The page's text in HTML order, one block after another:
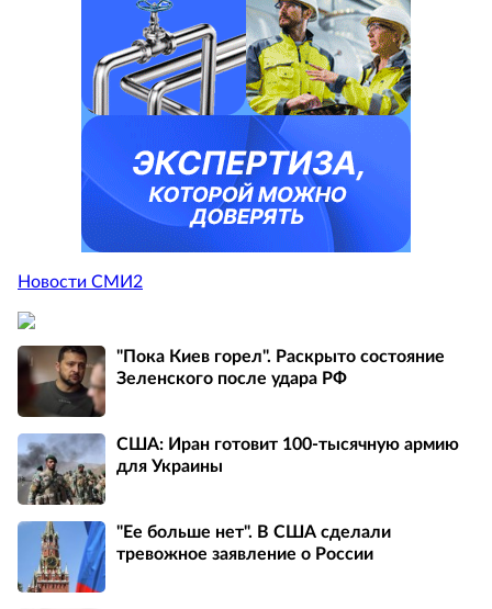
Новости СМИ2
"Пока Киев горел". Раскрыто состояние
Зеленского после удара РФ
США: Иран готовит 100-тысячную армию
для Украины
"Ее больше нет". В США сделали
тревожное заявление о России